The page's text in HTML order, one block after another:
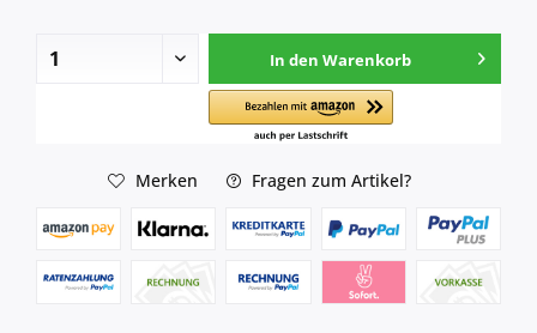
In den Warenkorb
Merken Fragen zum Artikel?